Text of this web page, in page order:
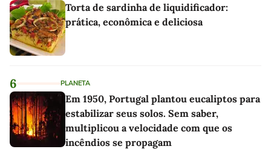
Torta de sardinha de liquidificador:
prática, econômica e deliciosa
6 PLANETA
Em 1950, Portugal plantou eucaliptos para
estabilizar seus solos. Sem saber,
multiplicou a velocidade com que os
incêndios se propagam